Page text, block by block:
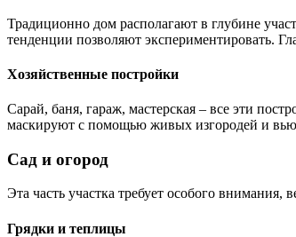
Традиционно дом располагают в глубине
тенденции позволяют экспериментировать.
Хозяйственные постройки
Сарай, баня, гараж, мастерская – все эти
маскируют с помощью живых изгородей и
Сад и огород
Эта часть участка требует особого внимания,
Грядки и теплицы